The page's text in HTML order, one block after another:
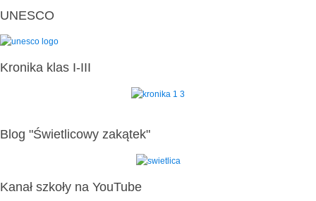
UNESCO
Kronika klas I-III
Blog "Świetlicowy zakątek"
Kanał szkoły na YouTube